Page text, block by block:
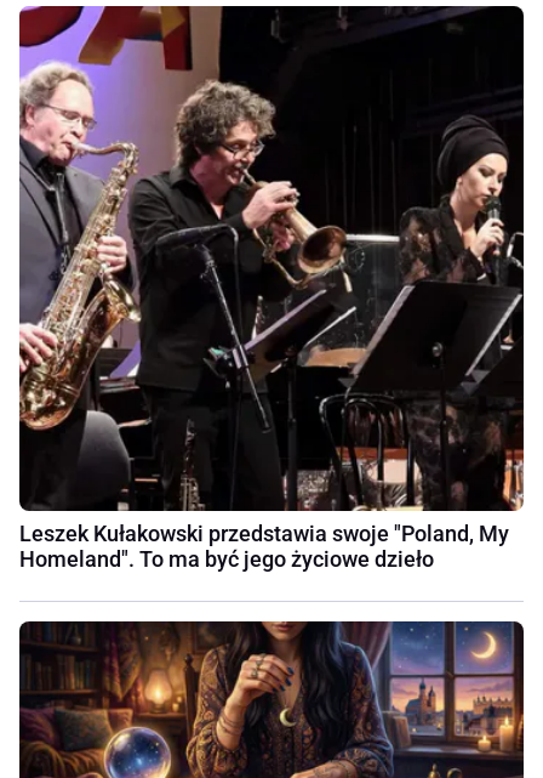
Leszek Kułakowski przedstawia swoje "Poland, My
Homeland". To ma być jego życiowe dzieło